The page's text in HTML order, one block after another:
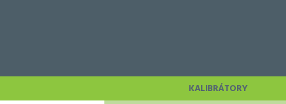
KALIBRÁTORY